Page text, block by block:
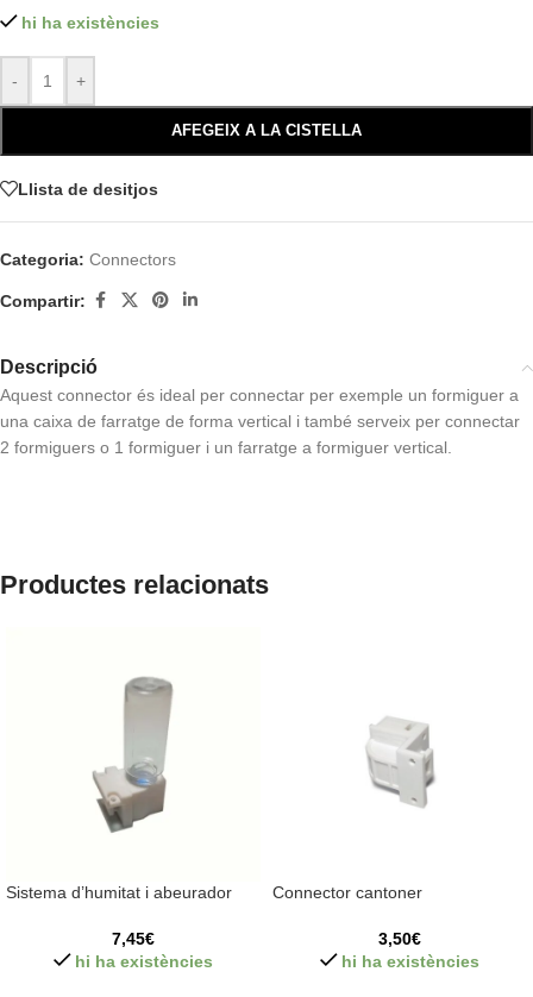
hi ha existències
- +
AFEGEIX A LA CISTELLA
Llista de desitjos
Categoria: Connectors
Compartir:
Descripció
Aquest connector és ideal per connectar per exemple un formiguer a
una caixa de farratge de forma vertical i també serveix per connectar
2 formiguers o 1 formiguer i un farratge a formiguer vertical.
Productes relacionats
Sistema d’humitat i abeurador
7,45€
hi ha existències
Connector cantoner
3,50€
hi ha existències